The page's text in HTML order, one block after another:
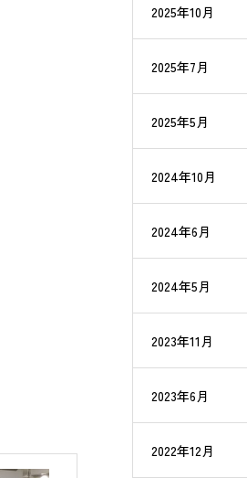
2025年10月
2025年7月
2025年5月
2024年10月
2024年6月
2024年5月
2023年11月
2023年6月
2022年12月